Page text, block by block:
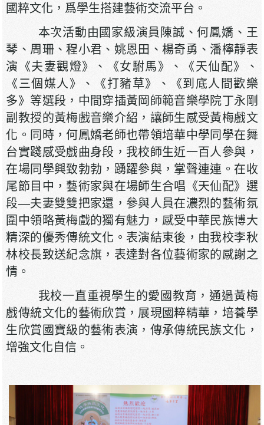
國粹文化，爲學生搭建藝術交流平台。
本次活動由國家級演員陳誠、何鳳嬌、王
琴、周珊、程小君、姚恩田、楊奇勇、潘檸靜表
演《夫妻觀燈》、《女駙馬》、《天仙配》、
《三個媒人》、《打豬草》、《到底人間歡樂
多》等選段，中間穿插黃岡師範音樂學院丁永剛
副教授的黃梅戲音樂介紹，讓師生感受黃梅戲文
化。同時，何鳳嬌老師也帶領培華中學同學在舞
台實踐感受戲曲身段，我校師生近一百人參與，
在場同學興致勃勃，踴躍參與，掌聲連連。在收
尾節目中，藝術家與在場師生合唱《天仙配》選
段—夫妻雙雙把家還，參與人員在濃烈的藝術氛
圍中領略黃梅戲的獨有魅力，感受中華民族博大
精深的優秀傳統文化。表演結束後，由我校李秋
林校長致送紀念旗，表達對各位藝術家的感謝之
情。
我校一直重視學生的愛國教育，通過黃梅
戲傳統文化的藝術欣賞，展現國粹精華，培養學
生欣賞國寶級的藝術表演，傳承傳統民族文化，
增強文化自信。